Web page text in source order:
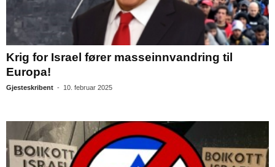
Krig for Israel fører masseinnvandring til
Europa!
Gjesteskribent - 10. februar 2025